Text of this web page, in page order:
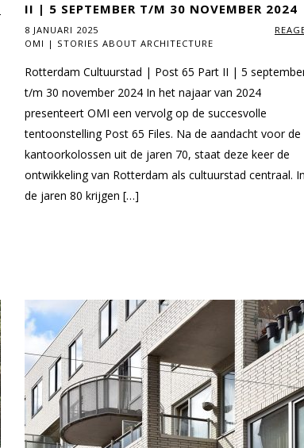
II | 5 SEPTEMBER T/M 30 NOVEMBER 2024
8 JANUARI 2025
OMI | STORIES ABOUT ARCHITECTURE
Rotterdam Cultuurstad | Post 65 Part II | 5
t/m 30 november 2024 In het najaar van 2024
presenteert OMI een vervolg op de succesvolle
tentoonstelling Post 65 Files. Na de aandacht voor de
kantoorkolossen uit de jaren 70, staat deze keer de
ontwikkeling van Rotterdam als cultuurstad centraal. In
de jaren 80 krijgen […]